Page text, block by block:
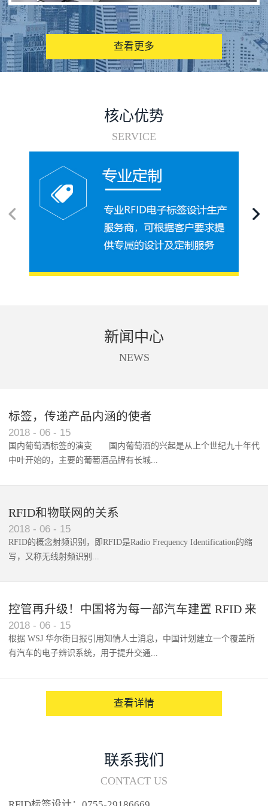
图书馆RFID电子标签管理系统
查看更多
核心优势
SERVICE
新闻中心
NEWS
标签，传递产品内涵的使者
2018 - 06 - 15
国内葡萄酒标签的演变 国内葡萄酒的兴起是从上个世纪九十年代
中叶开始的，主要的葡萄酒品牌有长城...
RFID和物联网的关系
2018 - 06 - 15
RFID的概念射频识别，即RFID是Radio Frequency Identification的缩
写，又称无线射频识别...
控管再升级！中国将为每一部汽车建置 RFID 来
架构辨识系统
2018 - 06 - 15
根据 WSJ 华尔街日报引用知情人士消息，中国计划建立一个覆盖所
有汽车的电子辨识系统，用于提升交通...
查看详情
联系我们
CONTACT US